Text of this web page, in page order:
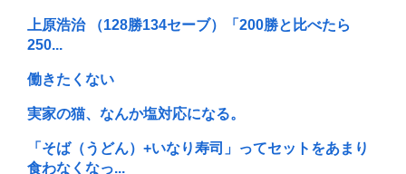
上原浩治 （128勝134セーブ）「200勝と比べたら
250...
働きたくない
実家の猫、なんか塩対応になる。
「そば（うどん）+いなり寿司」ってセットをあまり
食わなくなっ...